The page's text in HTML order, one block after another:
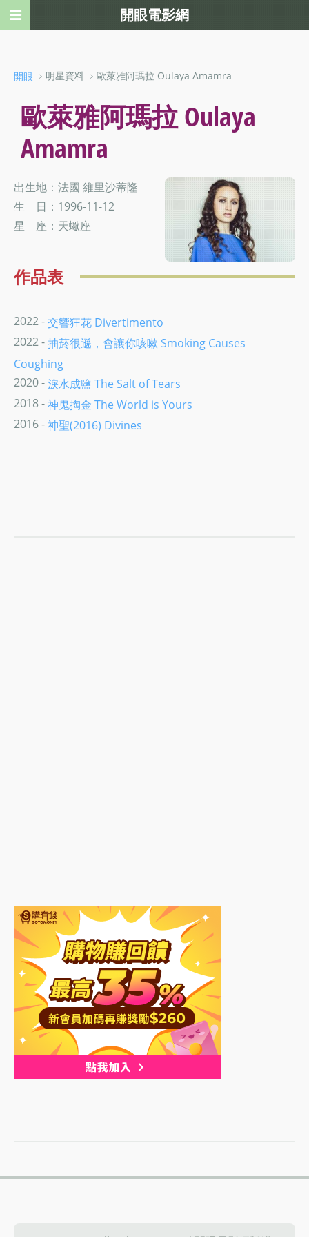
開眼 ﹥明星資料 ﹥歐萊雅阿瑪拉 Oulaya Amamra
歐萊雅阿瑪拉 Oulaya
Amamra
出生地：法國 維里沙蒂隆
生 日：1996-11-12
星 座：天蠍座
作品表
2022 -交響狂花 Divertimento
2022 -抽菸很遜，會讓你咳嗽 Smoking Causes
Coughing
2020 -淚水成鹽 The Salt of Tears
2018 -神鬼掏金 The World is Yours
2016 -神聖(2016) Divines
開眼電影網